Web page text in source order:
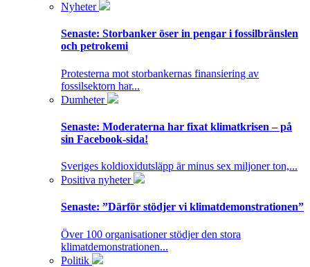
Nyheter
Senaste: Storbanker öser in pengar i fossilbränslen
och petrokemi
Protesterna mot storbankernas finansiering av
fossilsektorn har...
Dumheter
Senaste: Moderaterna har fixat klimatkrisen – på
sin Facebook-sida!
Sveriges koldioxidutsläpp är minus sex miljoner ton,...
Positiva nyheter
Senaste: ”Därför stödjer vi klimatdemonstrationen”
Över 100 organisationer stödjer den stora
klimatdemonstrationen...
Politik